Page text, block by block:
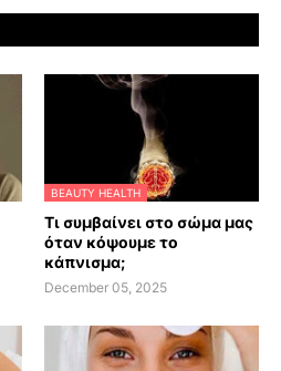
BEAUTY HEALTH
Τι συμβαίνει στο σώμα μας
όταν κόψουμε το
κάπνισμα;
December 05, 2025